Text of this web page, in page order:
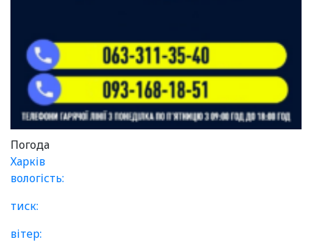
Погода
Харків
вологість:
тиск:
вітер: